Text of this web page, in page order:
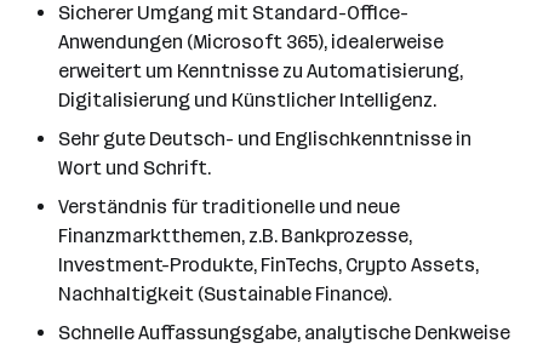
Sicherer Umgang mit Standard-Office-
Anwendungen (Microsoft 365), idealerweise
erweitert um Kenntnisse zu Automatisierung,
Digitalisierung und Künstlicher Intelligenz.
Sehr gute Deutsch- und Englischkenntnisse in
Wort und Schrift.
Verständnis für traditionelle und neue
Finanzmarktthemen, z.B. Bankprozesse,
Investment-Produkte, FinTechs, Crypto Assets,
Nachhaltigkeit (Sustainable Finance).
Schnelle Auffassungsgabe, analytische Denkweise